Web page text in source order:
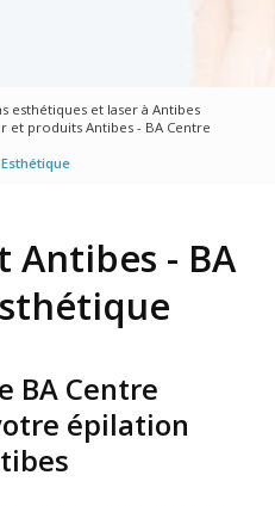
esthétiques et laser à Antibes
et produits Antibes - BA Centre
Antibes - BA
BA Centre
épilation